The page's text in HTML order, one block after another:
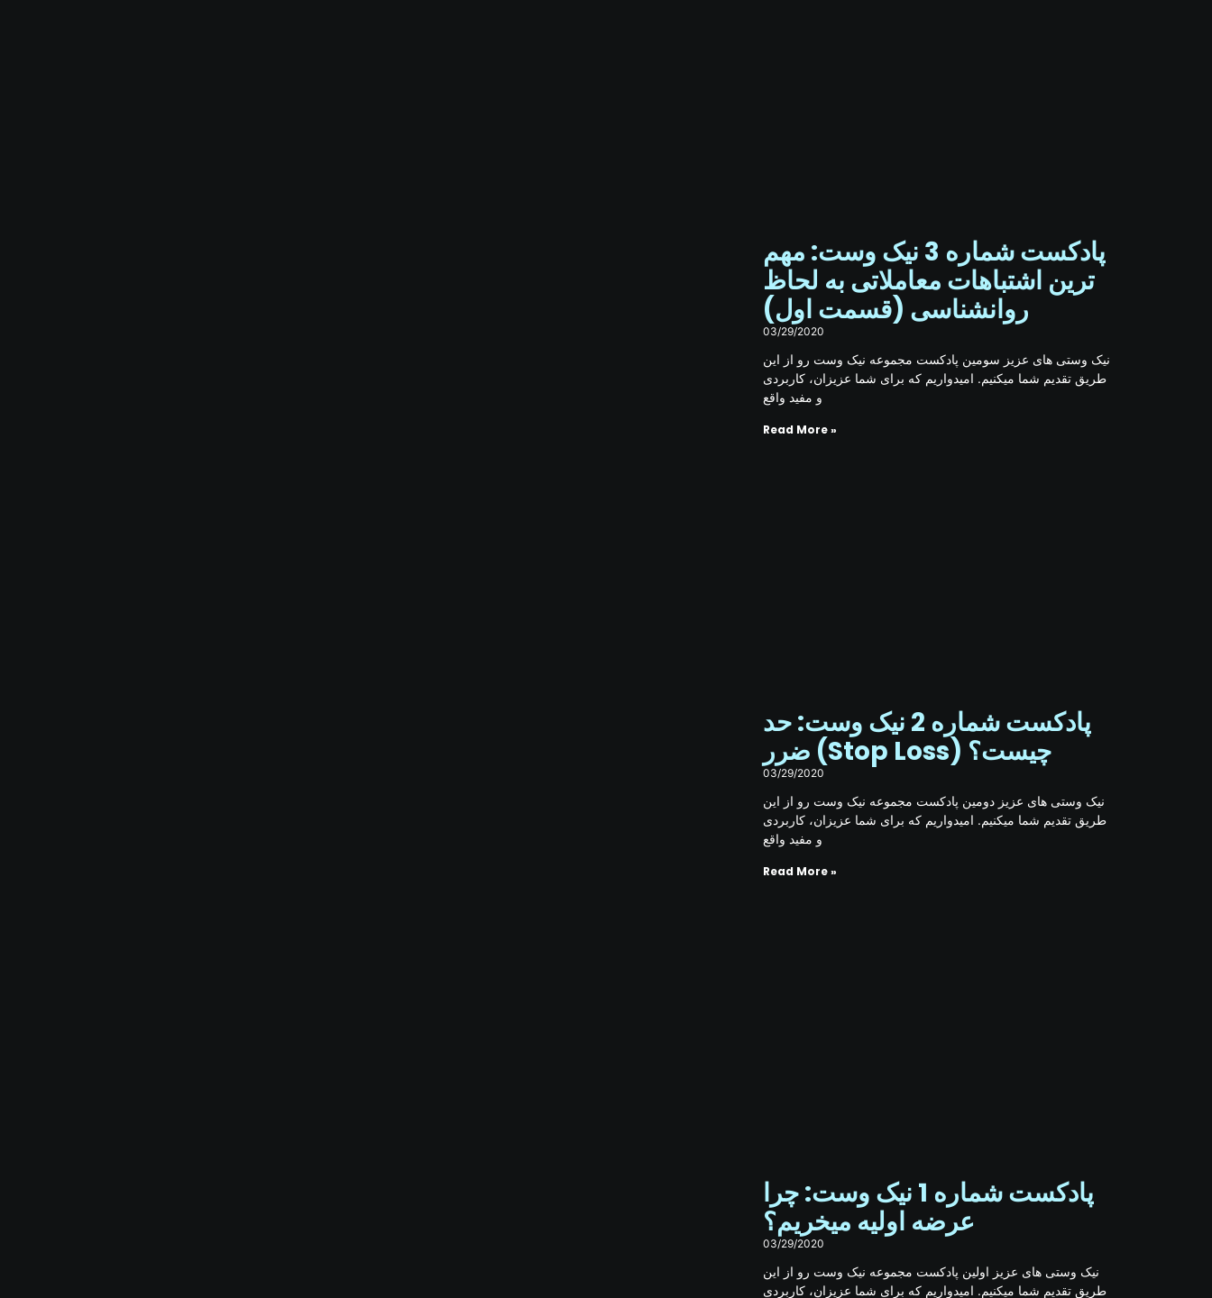
پادکست شماره 3 نیک وست: مهم
ترین اشتباهات معاملاتی به لحاظ
روانشناسی (قسمت اول)
03/29/2020
نیک وستی های عزیز سومین پادکست مجموعه نیک وست رو از این
طریق تقدیم شما میکنیم. امیدواریم که برای شما عزیزان، کاربردی
و مفید واقع
Read More »
پادکست شماره 2 نیک وست: حد
ضرر (Stop Loss) چیست؟
03/29/2020
نیک وستی های عزیز دومین پادکست مجموعه نیک وست رو از این
طریق تقدیم شما میکنیم. امیدواریم که برای شما عزیزان، کاربردی
و مفید واقع
Read More »
پادکست شماره 1 نیک وست: چرا
عرضه اولیه میخریم؟
03/29/2020
نیک وستی های عزیز اولین پادکست مجموعه نیک وست رو از این
طریق تقدیم شما میکنیم. امیدواریم که برای شما عزیزان، کاربردی